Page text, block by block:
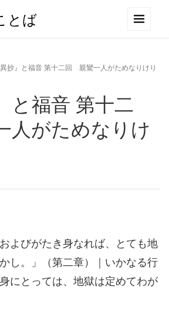
とば
異抄』と福音 第十二回 親鸞一人がためなりけり
と福音 第十二
がためなりけ
よびがたき身なれば、とても地
し。」（第二章）｜いかなる行
にとっては、地獄は定めてわが